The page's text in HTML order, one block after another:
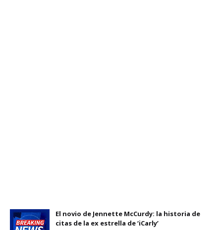
El novio de Jennette McCurdy: la historia de
citas de la ex estrella de ‘iCarly’